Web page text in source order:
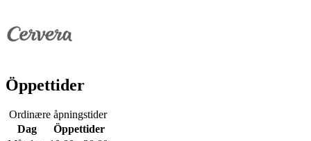
Öppettider
Ordinære åpningstider
Dag
Öppettider